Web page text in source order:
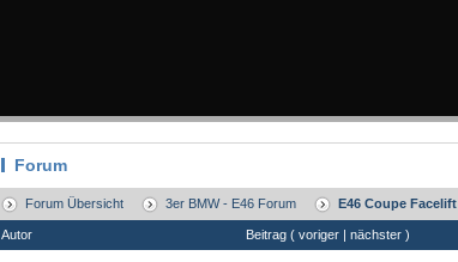
Forum
Forum Übersicht 3er BMW - E46 Forum E46 Coupe Facelift
Autor Beitrag ( voriger | nächster )